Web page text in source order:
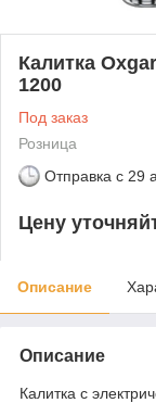
Калитка
1200
Под заказ
Розница
Отправка с 29
Цену
Описание
Описание
Калитка с